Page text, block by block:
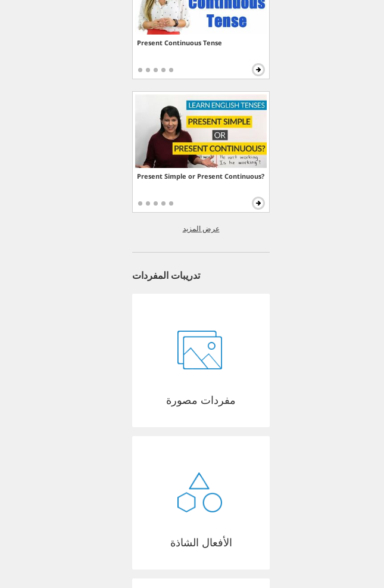
Present Continuous Tense
Present Simple or Present Continuous?
عرض المزيد
تدريبات المفردات
مفردات مصورة
الأفعال الشاذة